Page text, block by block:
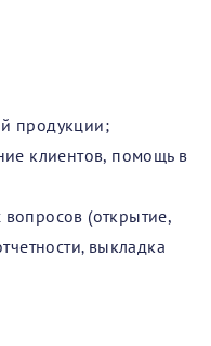
продукции;
клиентов, помощь в
(открытие,
выкладка